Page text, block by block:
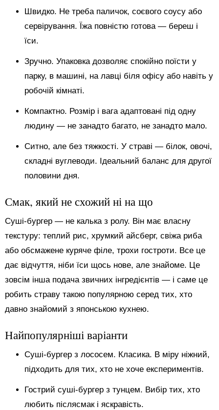
Швидко. Не треба паличок, соєвого соусу або
сервірування. Їжа повністю готова — береш і
їси.
Зручно. Упаковка дозволяє спокійно поїсти у
парку, в машині, на лавці біля офісу або навіть у
робочій кімнаті.
Компактно. Розмір і вага адаптовані під одну
людину — не занадто багато, не занадто мало.
Ситно, але без тяжкості. У страві — білок, овочі,
складні вуглеводи. Ідеальний баланс для другої
половини дня.
Смак, який не схожий ні на що
Суші-бургер — не калька з ролу. Він має власну
текстуру: теплий рис, хрумкий айсберг, свіжа риба
або обсмажене куряче філе, трохи гостроти. Все це
дає відчуття, ніби їси щось нове, але знайоме. Це
зовсім інша подача звичних інгредієнтів — і саме це
робить страву такою популярною серед тих, хто
давно знайомий з японською кухнею.
Найпопулярніші варіанти
Суші-бургер з лососем. Класика. В міру ніжний,
підходить для тих, хто не хоче експериментів.
Гострий суші-бургер з тунцем. Вибір тих, хто
любить післясмак і яскравість.